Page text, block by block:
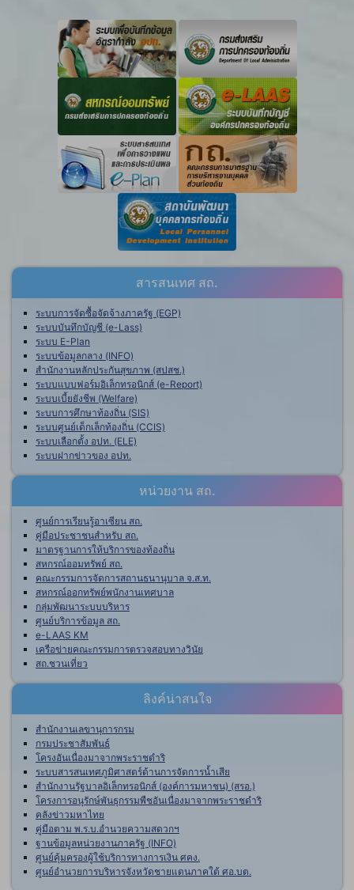
สารสนเทศ สถ.
ระบบการจัดซื้อจัดจ้างภาครัฐ (EGP)
ระบบบันทึกบัญชี (e-Lass)
ระบบ E-Plan
ระบบข้อมูลกลาง (INFO)
สำนักงานหลักประกันสุขภาพ (สปสช.)
ระบบแบบฟอร์มอิเล็กทรอนิกส์ (e-Report)
ระบบเบี้ยยังชีพ (Welfare)
ระบบการศึกษาท้องถิ่น (SIS)
ระบบศูนย์เด็กเล็กท้องถิ่น (CCIS)
ระบบเลือกตั้ง อปท. (ELE)
ระบบฝากข่าวของ อปท.
หน่วยงาน สถ.
ศูนย์การเรียนรู้อาเซียน สถ.
คู่มือประชาชนสำหรับ สถ.
มาตรฐานการให้บริการของท้องถิ่น
สหกรณ์ออมทรัพย์ สถ.
คณะกรรมการจัดการสถานธนานุบาล จ.ส.ท.
สหกรณ์ออกทรัพย์พนักงานเทศบาล
กลุ่มพัฒนาระบบบริหาร
ศูนย์บริการข้อมูล สถ.
e-LAAS KM
เครือข่ายคณะกรรมการตรวจสอบทางวินัย
สถ.ชวนเที่ยว
ลิงค์น่าสนใจ
สำนักงานเลขานุการกรม
กรมประชาสัมพันธ์
โครงอันเนื่องมาจากพระราชดำริ
ระบบสารสนเทศภูมิศาสตร์ด้านการจัดการน้ำเสีย
สำนักงานรัฐบาลอิเล็กทรอนิกส์ (องค์การมหาชน) (สรอ.)
โครงการอนุรักษ์พันธุกรรมพืชอันเนื่องมาจากพระราชดำริ
คลังข่าวมหาไทย
คู่มือตาม พ.ร.บ.อำนวยความสดวกฯ
ฐานข้อมูลหน่วยงานภาครัฐ (INFO)
ศูนย์คุ้มครองผู้ใช้บริการทางการเงิน ศคง.
ศูนย์อำนวยการบริหารจังหวัดชายแดนภาคใต้ ศอ.บต.